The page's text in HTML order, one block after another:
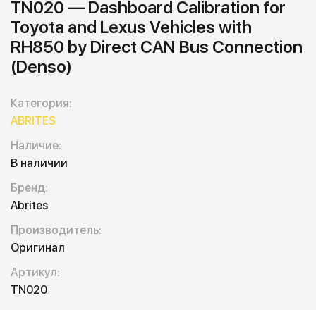
TN020 — Dashboard Calibration for
Toyota and Lexus Vehicles with
RH850 by Direct CAN Bus Connection
(Denso)
Категория:
ABRITES
Наличие:
В наличии
Бренд:
Abrites
Производитель:
Оригинал
Артикул:
TN020